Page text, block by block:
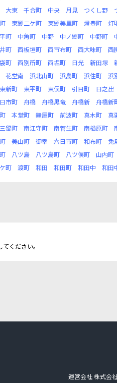
大東 千合町 中央 月見 つくし野
東郷二ケ町 東郷美里町 燈豊町 灯
町 中角町 中野 中ノ郷町 中野町
町 西板垣町 西市布町 西大味町 西
町 西別所町 西堀町 日光 新田塚
花堂南 浜北山町 浜島町 浜住町 浜
東新町 東平町 東俣町 引目町 日之出
市町 舟橋 舟橋黒竜 舟橋新 舟橋新
本堂町 舞屋町 前波町 真木町 真
三留町 南江守町 南菅生町 南楢原町
美山町 御幸 六日市町 和布町 免
八ツ島 八ツ島町 八ツ俣町 山内町
町 渡町 和田 和田町 和田中 和田
ください。
運営会社 株式会